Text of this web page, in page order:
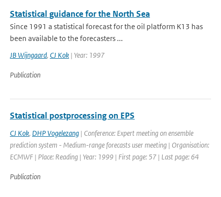
Statistical guidance for the North Sea
Since 1991 a statistical forecast for the oil platform K13 has
been available to the forecasters ...
JB Wijngaard, CJ Kok | Year: 1997
Publication
Statistical postprocessing on EPS
CJ Kok, DHP Vogelezang | Conference: Expert meeting on ensemble
prediction system - Medium-range forecasts user meeting | Organisation:
ECMWF | Place: Reading | Year: 1999 | First page: 57 | Last page: 64
Publication